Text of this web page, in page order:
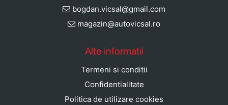
bogdan.vicsal@gmail.com
magazin@autovicsal.ro
Alte informatii
Termeni si conditii
Confidentialitate
Politica de utilizare cookies